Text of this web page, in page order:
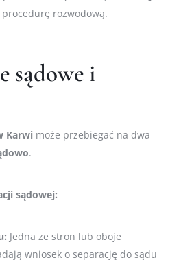
rozwodową.
sądowe i
Karwi może przebiegać na dwa
.
sądowej:
Jedna ze stron lub oboje
wniosek o separację do sądu